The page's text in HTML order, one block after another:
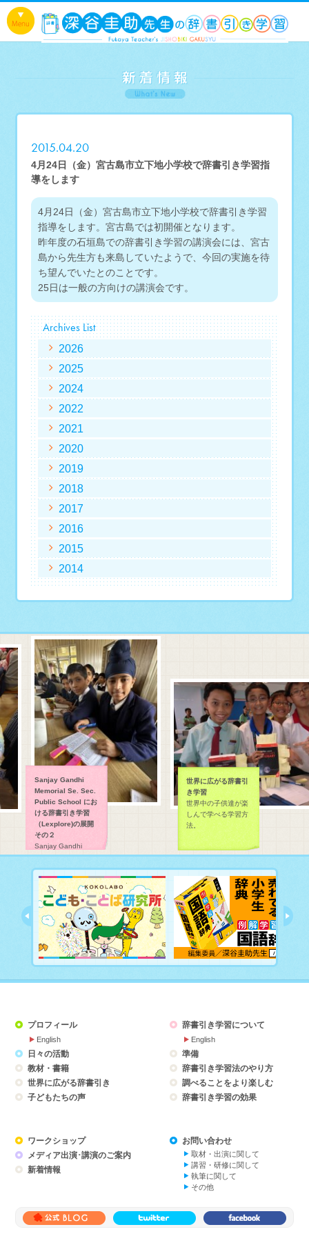
2015.04.20
4月24日（金）宮古島市立下地小学校で辞書引き学習指
導をします
4月24日（金）宮古島市立下地小学校で辞書引き学習
指導をします。宮古島では初開催となります。
昨年度の石垣島での辞書引き学習の講演会には、宮古
島から先生方も来島していたようで、今回の実施を待
ち望んでいたとのことです。
25日は一般の方向けの講演会です。
Archives List
2026
2025
2024
2022
2021
2020
2019
2018
2017
2016
2015
2014
Sanjay Gandhi
Memorial Se. Sec.
Public School にお
ける辞書引き学習
（Lexplore)の展開
その２
Sanjay Gandhi
Memorial Se. Sec.
Public School にお
ける辞書引き学習
（Lexplore)の展開で
す。
世界に広がる辞書引
き学習
世界中の子供達が楽
しんで学べる学習方
法。
プロフィール
English
日々の活動
教材・書籍
世界に広がる辞書引き
子どもたちの声
辞書引き学習について
English
準備
辞書引き学習法のやり方
調べることをより楽しむ
辞書引き学習の効果
ワークショップ
メディア出演･講演のご案内
新着情報
お問い合わせ
取材・出演に関して
講習・研修に関して
執筆に関して
その他